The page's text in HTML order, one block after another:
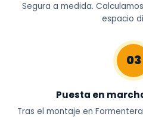
Segura a medida.
espacio
03
Puesta en
Tras el montaje en